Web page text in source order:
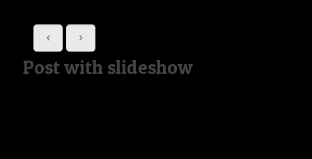
Post with slideshow